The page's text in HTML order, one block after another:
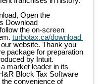
Open the
Download
the on-screen
turbotax.ca/download
website. Thank you
package for preparation
by Intuit.
market leader in its
Block Tax Software
convenience of